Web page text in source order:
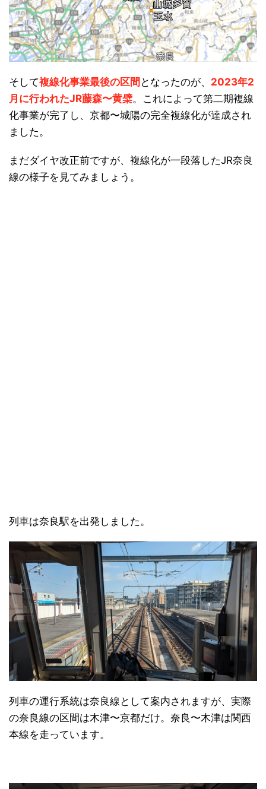
そして複線化事業最後の区間 となったのが、 2023年2
月に行われたJR藤森〜黄檗。これによって第二期複線
化事業が完了し、京都〜城陽の完全複線化が達成され
ました。
まだダイヤ改正前ですが、複線化が一段落したJR奈良
線の様子を見てみましょう。
列車は奈良駅を出発しました。
列車の運行系統は奈良線として案内されますが、実際
の奈良線の区間は木津〜京都だけ。奈良〜木津は関西
本線を走っています。